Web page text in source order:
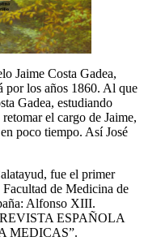
Jaime Costa Gadea,
por los años 1860. Al que
Gadea, estudiando
el cargo de Jaime,
poco tiempo. Así José
fue el primer
de Medicina de
Alfonso XIII.
ESPAÑOLA
MEDICAS”.